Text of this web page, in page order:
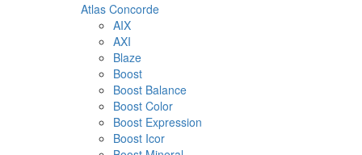
Atlas Concorde
AIX
AXI
Blaze
Boost
Boost Balance
Boost Color
Boost Expression
Boost Icor